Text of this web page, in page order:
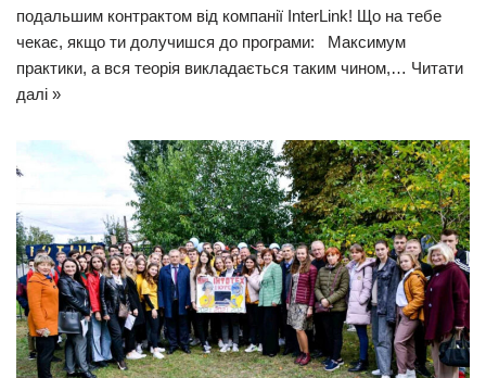
подальшим контрактом від компанії InterLink! Що на тебе
чекає, якщо ти долучишся до програми: Максимум
практики, а вся теорія викладається таким чином,… Читати
далі »